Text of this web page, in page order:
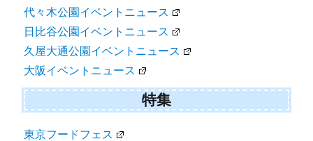
代々木公園イベントニュース
日比谷公園イベントニュース
久屋大通公園イベントニュース
大阪イベントニュース
特集
東京フードフェス